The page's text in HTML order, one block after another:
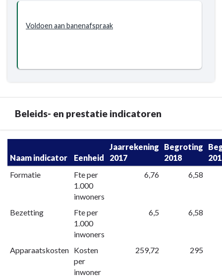
Voldoen aan banenafspraak
Beleids- en prestatie indicatoren
naar
navigatie
Bestuur
Naam indicator Eenheid
Jaarrekening
2017
Begroting
2018
Formatie
Fte per
1.000
inwoners
6,76 6,58
Bezetting
Fte per
1.000
inwoners
6,5 6,58
Apparaatskosten Kosten
per
inwoner
259,72 295